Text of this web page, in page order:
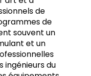
de
de
souvent un
et un
ingénieurs du